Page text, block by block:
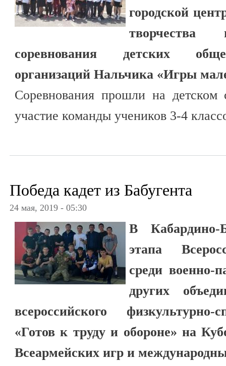
городской
творчества
соревнования детских
организаций Нальчика «Игры
Соревнования прошли на детском
участие команды учеников 3-4
Победа кадет из Бабугента
24 мая, 2019 - 05:30
В
этапа
среди военно-
других
всероссийского физкультурно-
«Готов к труду и обороне» на
Всеармейских игр и